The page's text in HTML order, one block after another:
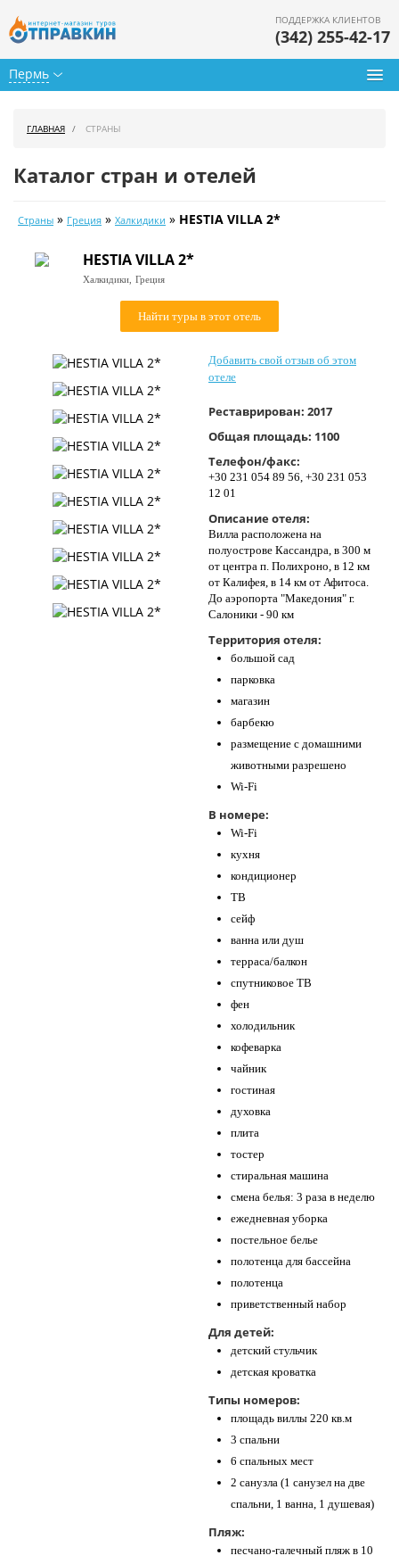
Пермь
ПОДДЕРЖКА КЛИЕНТОВ
(342) 255-42-17
Календарь туров
Цены дня
Контакты
ГЛАВНАЯ СТРАНЫ
Каталог стран и отелей
Страны » Греция » Халкидики » HESTIA VILLA 2*
HESTIA VILLA 2*
Халкидики, Греция
Найти туры в этот отель
Добавить свой отзыв об этом
отеле
Реставрирован: 2017
Общая площадь: 1100
Телефон/факс:
+30 231 054 89 56, +30 231 053
12 01
Описание отеля:
Вилла расположена на
полуострове Кассандра, в 300 м
от центра п. Полихроно, в 12 км
от Калифея, в 14 км от Афитоса.
До аэропорта "Македония" г.
Салоники - 90 км
Территория отеля:
большой сад
парковка
магазин
барбекю
размещение с домашними
животными разрешено
Wi-Fi
В номере:
Wi-Fi
кухня
кондиционер
ТВ
сейф
ванна или душ
терраса/балкон
спутниковое ТВ
фен
холодильник
кофеварка
чайник
гостиная
духовка
плита
тостер
стиральная машина
смена белья: 3 раза в неделю
ежедневная уборка
постельное белье
полотенца для бассейна
полотенца
приветственный набор
Для детей:
детский стульчик
детская кроватка
Типы номеров:
площадь виллы 220 кв.м
3 спальни
6 спальных мест
2 санузла (1 санузел на две
спальни, 1 ванна, 1 душевая)
Пляж:
песчано-галечный пляж в 10